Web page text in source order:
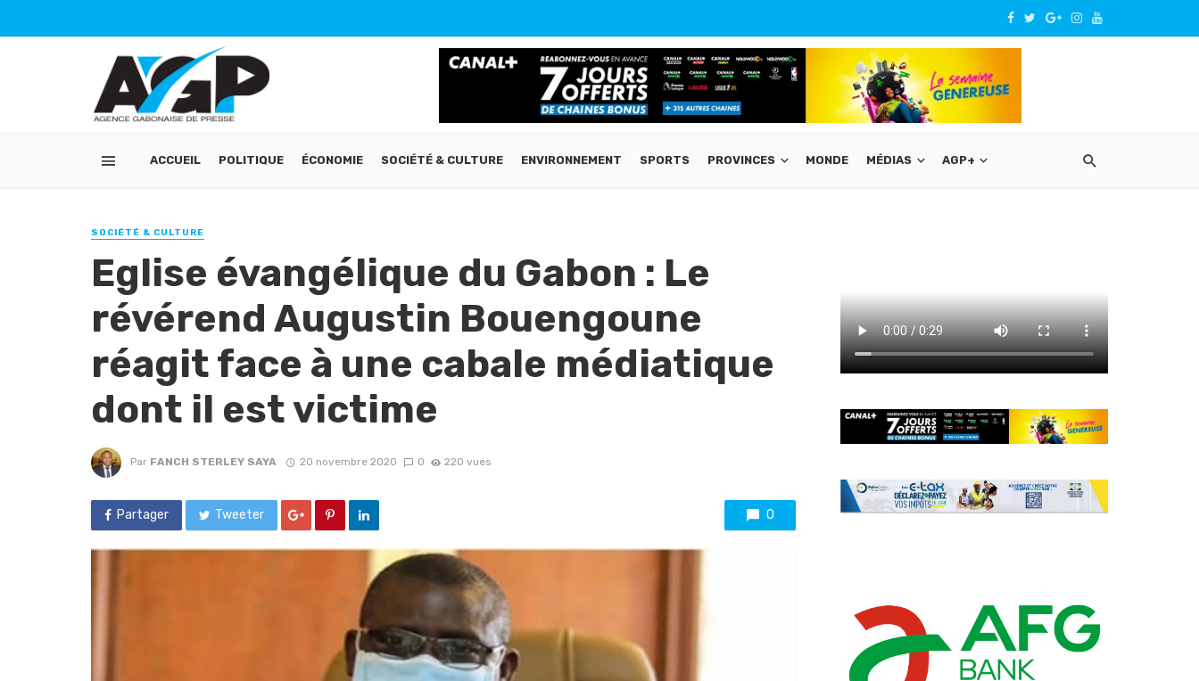
ACCUEIL POLITIQUE ÉCONOMIE SOCIÉTÉ & CULTURE ENVIRONNEMENT SPORTS PROVINCES MONDE MÉDIAS AGP+
SOCIÉTÉ & CULTURE
Eglise évangélique du Gabon : Le
révérend Augustin Bouengoune
réagit face à une cabale médiatique
dont il est victime
Par FANCH STERLEY SAYA 20 novembre 2020 0 220 vues
Partager Tweeter 0